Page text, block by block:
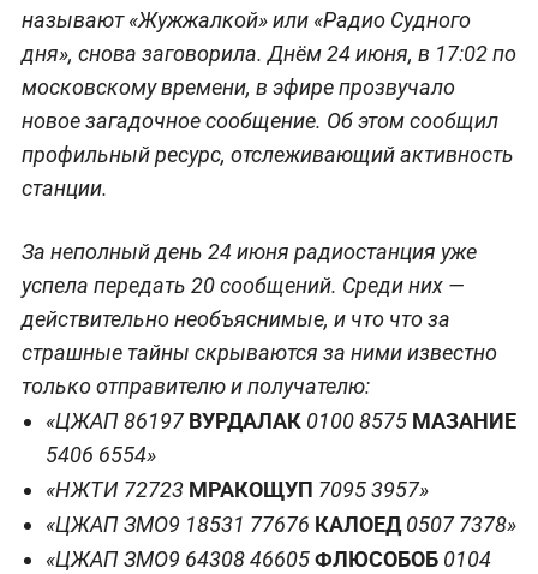
называют «Жужжалкой» или «Радио Судного
дня», снова заговорила. Днём 24 июня, в 17:02 по
московскому времени, в эфире прозвучало
новое загадочное сообщение. Об этом сообщил
профильный ресурс, отслеживающий активность
станции.
За неполный день 24 июня радиостанция уже
успела передать 20 сообщений. Среди них —
действительно необъяснимые, и что что за
страшные тайны скрываются за ними известно
только отправителю и получателю:
«ЦЖАП 86197ВУРДАЛАК 0100 8575 МАЗАНИЕ
5406 6554»
«НЖТИ 72723 МРАКОЩУП 7095 3957»
«ЦЖАП ЗМО9 18531 77676 КАЛОЕД0507 7378»
«ЦЖАП ЗМО9 64308 46605ФЛЮСОБОБ0104